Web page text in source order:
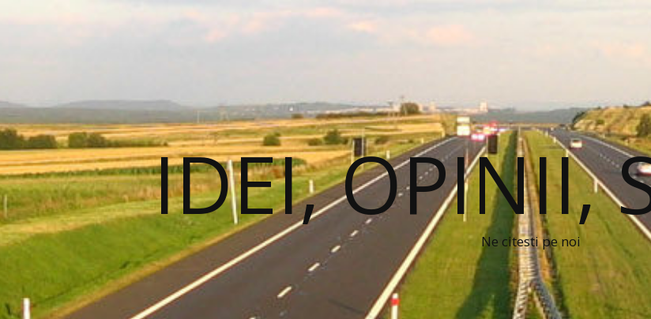
IDEI, OPINII,
Ne citesti pe noi